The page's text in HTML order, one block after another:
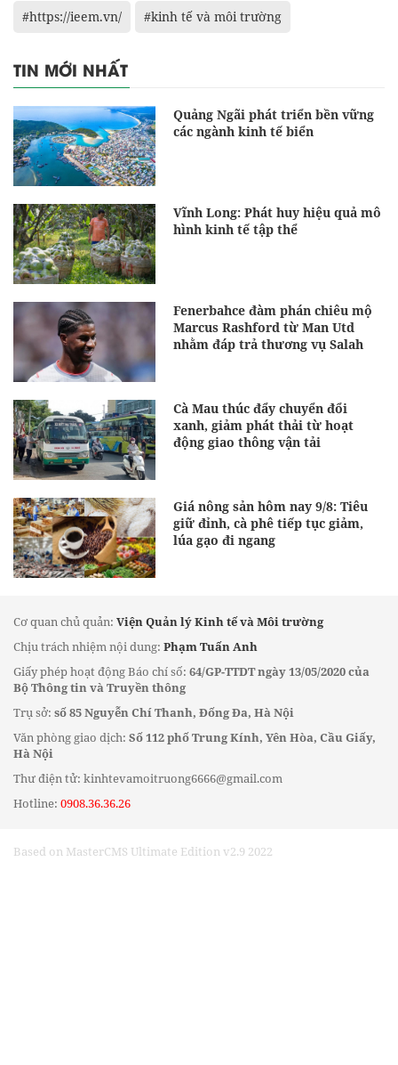
#https://ieem.vn/ #kinh tế và môi trường
TIN MỚI NHẤT
Quảng Ngãi phát triển bền vững
các ngành kinh tế biển
Vĩnh Long: Phát huy hiệu quả mô
hình kinh tế tập thể
Fenerbahce đàm phán chiêu mộ
Marcus Rashford từ Man Utd
nhằm đáp trả thương vụ Salah
Cà Mau thúc đẩy chuyển đổi
xanh, giảm phát thải từ hoạt
động giao thông vận tải
Giá nông sản hôm nay 9/8: Tiêu
giữ đỉnh, cà phê tiếp tục giảm,
lúa gạo đi ngang
Cơ quan chủ quản: Viện Quản lý Kinh tế và Môi trường
Chịu trách nhiệm nội dung: Phạm Tuấn Anh
Giấy phép hoạt động Báo chí số: 64/GP-TTDT ngày 13/05/2020 của
Bộ Thông tin và Truyền thông
Trụ sở: số 85 Nguyễn Chí Thanh, Đống Đa, Hà Nội
Văn phòng giao dịch: Số 112 phố Trung Kính, Yên Hòa, Cầu Giấy,
Hà Nội
Thư điện tử: kinhtevamoitruong6666@gmail.com
Hotline: 0908.36.36.26
Based on MasterCMS Ultimate Edition v2.9 2022